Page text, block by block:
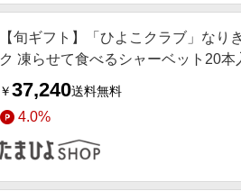
【旬ギフト】「ひよこクラブ」な
ク 凍らせて食べるシャーベット20本
￥37,240送料無料
4.0%